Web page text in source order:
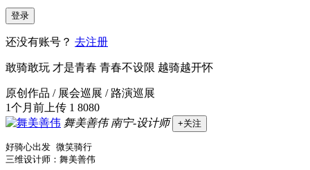
登录
还没有账号？ 去注册
敢骑敢玩 才是青春 青春不设限 越骑越开怀
原创作品 / 展会巡展 / 路演巡展
1个月前上传 1 8080
舞美善伟 南宁-设计师 +关注
好骑心出发 微笑骑行
三维设计师：舞美善伟